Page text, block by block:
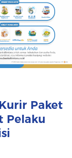
Paket
Pelaku